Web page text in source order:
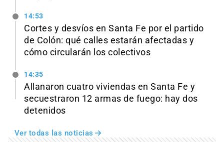
14:53
Cortes y desvíos en Santa Fe por el partido
de Colón: qué calles estarán afectadas y
cómo circularán los colectivos
14:35
Allanaron cuatro viviendas en Santa Fe y
secuestraron 12 armas de fuego: hay dos
detenidos
Ver todas las noticias